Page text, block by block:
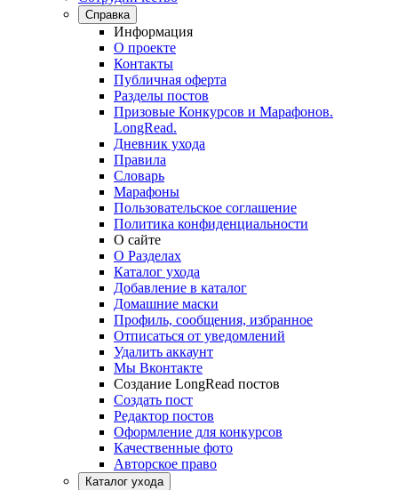
Справка
Информация
О проекте
Контакты
Публичная оферта
Разделы постов
Призовые Конкурсов и Марафонов.
LongRead.
Дневник ухода
Правила
Словарь
Марафоны
Пользовательское соглашение
Политика конфиденциальности
О сайте
О Разделах
Каталог ухода
Добавление в каталог
Домашние маски
Профиль, сообщения, избранное
Отписаться от уведомлений
Удалить аккаунт
Мы Вконтакте
Создание LongRead постов
Создать пост
Редактор постов
Оформление для конкурсов
Качественные фото
Авторское право
Каталог ухода